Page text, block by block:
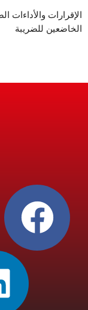
الخاضعين للضريبة